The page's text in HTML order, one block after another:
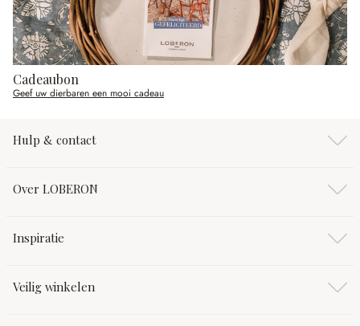
Cadeaubon
Geef uw dierbaren een mooi cadeau
Hulp & contact
Over LOBERON
Inspiratie
Veilig winkelen